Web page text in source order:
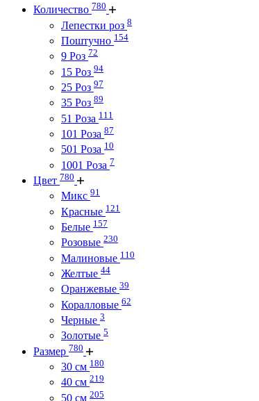
Количество 780
Лепестки роз 8
Поштучно 154
9 Роз 72
15 Роз 94
25 Роз 97
35 Роз 89
51 Роза 111
101 Роза 87
501 Роза 10
1001 Роза 7
Цвет 780
Микс 91
Красные 121
Белые 157
Розовые 230
Малиновые 110
Желтые 44
Оранжевые 39
Коралловые 62
Черные 3
Золотые 5
Размер 780
30 см 180
40 см 219
50 см 205